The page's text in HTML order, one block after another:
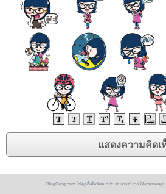
BlogGang.com ใช้คุกกี้เพื่อพัฒนาประสบการณ์การใช้งานของคุณ